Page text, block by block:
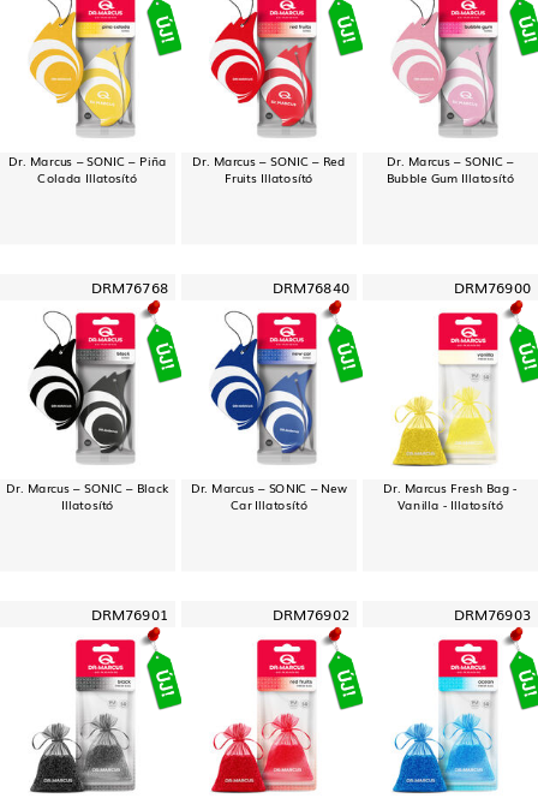
Dr. Marcus – SONIC – Piña
Colada Illatosító
Dr. Marcus – SONIC – Red
Fruits Illatosító
Dr. Marcus – SONIC –
Bubble Gum Illatosító
DRM76768
Dr. Marcus – SONIC – Black
Illatosító
DRM76840
Dr. Marcus – SONIC – New
Car Illatosító
DRM76900
Dr. Marcus Fresh Bag -
Vanilla - Illatosító
DRM76901 DRM76902 DRM76903